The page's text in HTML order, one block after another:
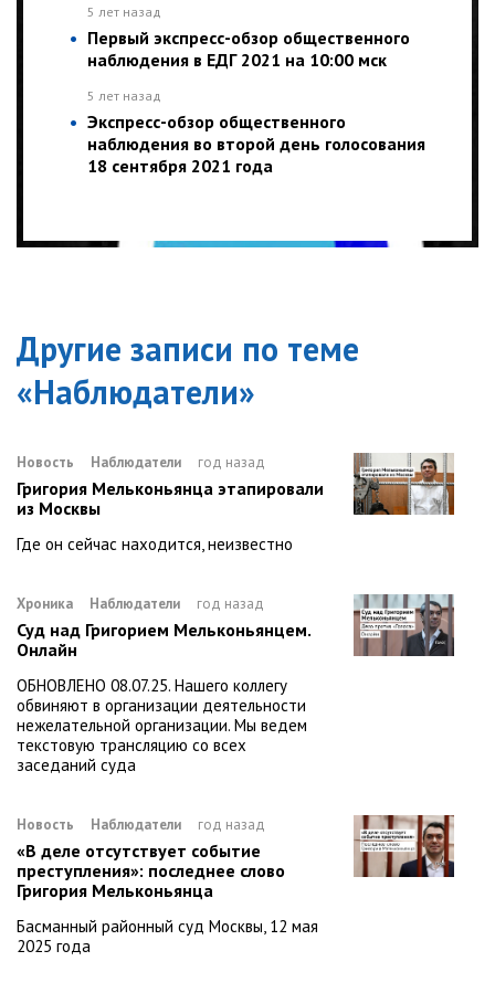
5 лет назад
Первый экспресс-обзор общественного
наблюдения в ЕДГ 2021 на 10:00 мск
5 лет назад
Экспресс-обзор общественного
наблюдения во второй день голосования
18 сентября 2021 года
Другие записи по теме
«Наблюдатели»
Новость Наблюдатели год назад
Григория Мельконьянца этапировали
из Москвы
Где он сейчас находится, неизвестно
Хроника Наблюдатели год назад
Суд над Григорием Мельконьянцем.
Онлайн
ОБНОВЛЕНО 08.07.25. Нашего коллегу
обвиняют в организации деятельности
нежелательной организации. Мы ведем
текстовую трансляцию со всех
заседаний суда
Новость Наблюдатели год назад
«В деле отсутствует событие
преступления»: последнее слово
Григория Мельконьянца
Басманный районный суд Москвы, 12 мая
2025 года